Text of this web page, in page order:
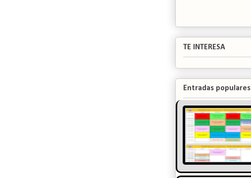
TE INTERESA
Entradas populares